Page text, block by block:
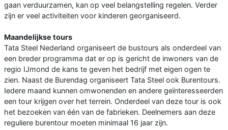
gaan verduurzamen, kan op veel belangstelling regelen. Verder
zijn er veel activiteiten voor kinderen georganiseerd.
Maandelijkse tours
Tata Steel Nederland organiseert de bustours als onderdeel van
een breder programma dat er op is gericht de inwoners van de
regio IJmond de kans te geven het bedrijf met eigen ogen te
zien. Naast de Burendag organiseert Tata Steel ook Burentours.
Iedere maand kunnen omwonenden en andere geïnteresseerden
een tour krijgen over het terrein. Onderdeel van deze tour is ook
het bezoeken van één van de fabrieken. Deelnemers aan deze
reguliere burentour moeten minimaal 16 jaar zijn.